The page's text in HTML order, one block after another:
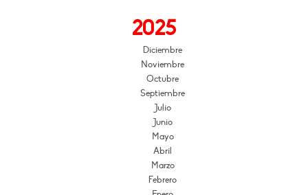
2025
Diciembre
Noviembre
Octubre
Septiembre
Julio
Junio
Mayo
Abril
Marzo
Febrero